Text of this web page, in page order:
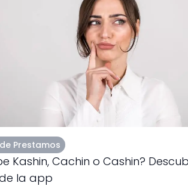
Prestamos
Kashin, Cachin o Cashin?
la app